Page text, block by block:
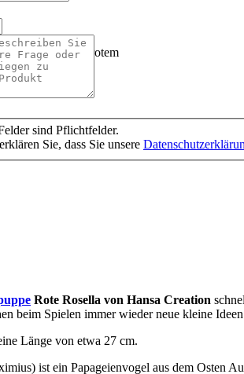
mit karmesinrotem
Schwanz
sind Pflichtfelder.
Sie, dass Sie unsere
Rote Rosella von Hansa Creation
beim Spielen immer wieder neue kleine
Länge von etwa 27 cm.
ist ein Papageienvogel aus dem Osten